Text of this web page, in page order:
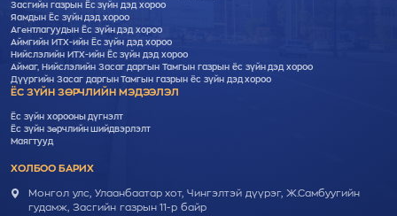
Засгийн газрын Ёс зүйн дэд хороо
Яамдын Ёс зүйн дэд хороо
Агентлагуудын Ёс зүйн дэд хороо
Аймгийн ИТХ-ийн Ёс зүйн дэд хороо
Нийслэлийн ИТХ-ийн Ёс зүйн дэд хороо
Аймаг, Нийслэлийн Засаг даргын Тамгын газрын ёс зүйн дэд хороо
Дүүргийн Засаг даргын Тамгын газрын ёс зүйн дэд хороо
ЁС ЗҮЙН ЗӨРЧЛИЙН МЭДЭЭЛЭЛ
Ёс зүйн хорооны дүгнэлт
Ёс зүйн зөрчлийн шийдвэрлэлт
Маягтууд
ХОЛБОО БАРИХ
Монгол улс, Улаанбаатар хот, Чингэлтэй дүүрэг, Ж.Самбуугийн
гудамж, Засгийн газрын 11-р байр